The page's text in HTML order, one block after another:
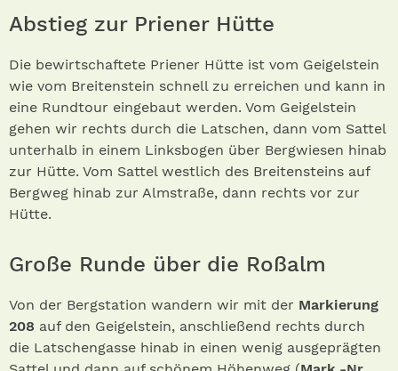
Abstieg zur Priener Hütte
Die bewirtschaftete Priener Hütte ist vom Geigelstein
wie vom Breitenstein schnell zu erreichen und kann in
eine Rundtour eingebaut werden. Vom Geigelstein
gehen wir rechts durch die Latschen, dann vom Sattel
unterhalb in einem Linksbogen über Bergwiesen hinab
zur Hütte. Vom Sattel westlich des Breitensteins auf
Bergweg hinab zur Almstraße, dann rechts vor zur
Hütte.
Große Runde über die Roßalm
Von der Bergstation wandern wir mit der Markierung
208 auf den Geigelstein, anschließend rechts durch
die Latschengasse hinab in einen wenig ausgeprägten